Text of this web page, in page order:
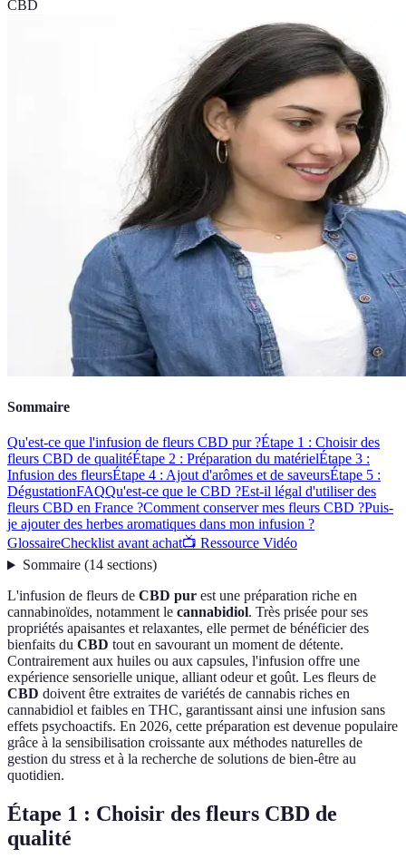
CBD
Sommaire
Qu'est-ce que l'infusion de fleurs CBD pur ?Étape 1 : Choisir des
fleurs CBD de qualitéÉtape 2 : Préparation du matérielÉtape 3 :
Infusion des fleursÉtape 4 : Ajout d'arômes et de saveursÉtape 5 :
DégustationFAQQu'est-ce que le CBD ?Est-il légal d'utiliser des
fleurs CBD en France ?Comment conserver mes fleurs CBD ?Puis-
je ajouter des herbes aromatiques dans mon infusion ?
GlossaireChecklist avant achat📺 Ressource Vidéo
Sommaire(14 sections)
L'infusion de fleurs de CBD pur est une préparation riche en
cannabinoïdes, notamment le cannabidiol. Très prisée pour ses
propriétés apaisantes et relaxantes, elle permet de bénéficier des
bienfaits du CBD tout en savourant un moment de détente.
Contrairement aux huiles ou aux capsules, l'infusion offre une
expérience sensorielle unique, alliant odeur et goût. Les fleurs de
CBD doivent être extraites de variétés de cannabis riches en
cannabidiol et faibles en THC, garantissant ainsi une infusion sans
effets psychoactifs. En 2026, cette préparation est devenue populaire
grâce à la sensibilisation croissante aux méthodes naturelles de
gestion du stress et à la recherche de solutions de bien-être au
quotidien.
Étape 1 : Choisir des fleurs CBD de
qualité